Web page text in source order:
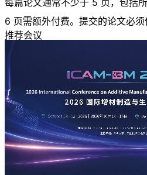
每篇论文通常不少于 5 页，包括
6 页需额外付费。提交的论文必须
推荐会议